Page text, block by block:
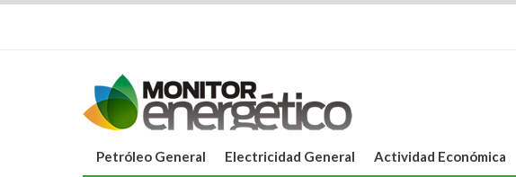
Petróleo General Electricidad General Actividad Económica